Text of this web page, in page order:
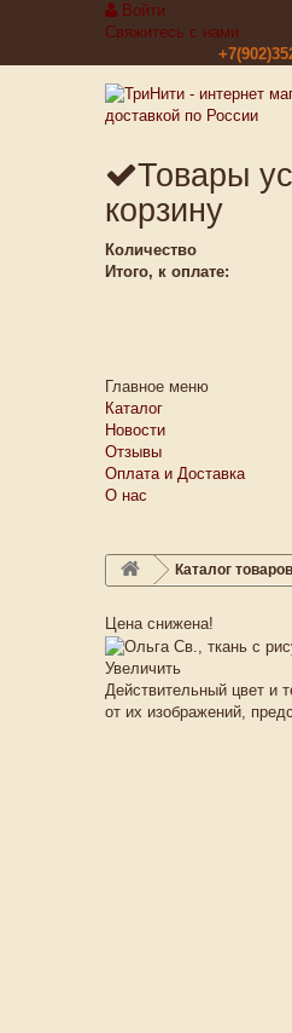
Войти
Свяжитесь с нами
Товары
корзину
Количество
Итого, к оплате:
Главное меню
Каталог
Новости
Отзывы
Оплата и Доставка
О нас
Каталог товаров
Цена снижена!
Увеличить
Действительный цвет и
от их изображений,